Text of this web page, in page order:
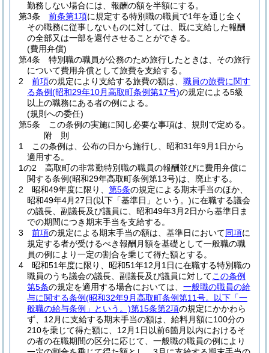
勤務しない場合には、報酬の額を半額にする。
第3条
前条第1項に規定する特別職の職員で1年を通じ全く
その職務に従事しないものに対しては、既に支給した報酬
の全部又は一部を還付させることができる。
(費用弁償)
第4条
特別職の職員が公務のため旅行したときは、その旅行
について費用弁償として旅費を支給する。
2
前項の規定により支給する旅費の額は、 職員の旅費に関す
る条例(昭和29年10月高取町条例第17号)の規定による5級
以上の職務にある者の例による。
(規則への委任)
第5条
この条例の実施に関し必要な事項は、規則で定める。
附 則
1
この条例は、公布の日から施行し、昭和31年9月1日から
適用する。
1の2
高取町の非常勤特別職の職員の報酬並びに費用弁償に
関する条例(昭和29年高取町条例第13号)は、廃止する。
2
昭和49年度に限り、 第5条の規定による期末手当のほか、
昭和49年4月27日(以下「基準日」という。)に在職する議会
の議長、副議長及び議員に、昭和49年3月2日から基準日ま
での期間につき期末手当を支給する。
3
前項の規定による期末手当の額は、基準日において同項に
規定する者が受けるべき報酬月額を基礎として一般職の職
員の例により一定の割合を乗じて得た額とする。
4
昭和51年度に限り、昭和51年12月1日に在職する特別職の
職員のうち議会の議長、副議長及び議員に対してこの条例
第5条の規定を適用する場合においては、 一般職の職員の給
与に関する条例(昭和32年9月高取町条例第11号。以下「一
般職の給与条例」という。)第15条第2項の規定にかかわら
ず、12月に支給する期末手当の額は、給料月額に100分の
210を乗じて得た額に、12月1日以前6箇月以内におけるそ
の者の在職期間の区分に応じて、一般職の職員の例により